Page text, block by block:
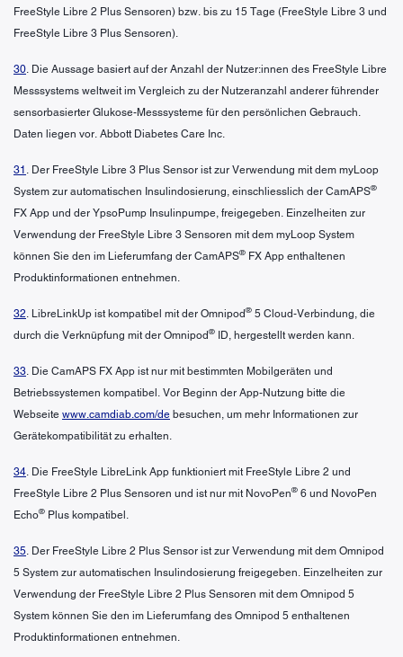
FreeStyle Libre 2 Plus Sensoren) bzw. bis zu 15 Tage (FreeStyle Libre 3 und
FreeStyle Libre 3 Plus Sensoren).
30. Die Aussage basiert auf der Anzahl der Nutzer:innen des FreeStyle Libre
Messsystems weltweit im Vergleich zu der Nutzeranzahl anderer führender
sensorbasierter Glukose-Messsysteme für den persönlichen Gebrauch.
Daten liegen vor. Abbott Diabetes Care Inc.
31 . Der FreeStyle Libre 3 Plus Sensor ist zur Verwendung mit dem myLoop
System zur automatischen Insulindosierung, einschliesslich der CamAPS®
FX App und der YpsoPump Insulinpumpe, freigegeben. Einzelheiten zur
Verwendung der FreeStyle Libre 3 Sensoren mit dem myLoop System
können Sie den im Lieferumfang der CamAPS® FX App enthaltenen
Produktinformationen entnehmen.
32. LibreLinkUp ist kompatibel mit der Omnipod® 5 Cloud-Verbindung, die
durch die Verknüpfung mit der Omnipod® ID, hergestellt werden kann.
33. Die CamAPS FX App ist nur mit bestimmten Mobilgeräten und
Betriebssystemen kompatibel. Vor Beginn der App-Nutzung bitte die
Webseite www.camdiab.com/de besuchen, um mehr Informationen zur
Gerätekompatibilität zu erhalten.
34. Die FreeStyle LibreLink App funktioniert mit FreeStyle Libre 2 und
FreeStyle Libre 2 Plus Sensoren und ist nur mit NovoPen® 6 und NovoPen
Echo® Plus kompatibel.
35. Der FreeStyle Libre 2 Plus Sensor ist zur Verwendung mit dem Omnipod
5 System zur automatischen Insulindosierung freigegeben. Einzelheiten zur
Verwendung der FreeStyle Libre 2 Plus Sensoren mit dem Omnipod 5
System können Sie den im Lieferumfang des Omnipod 5 enthaltenen
Produktinformationen entnehmen.